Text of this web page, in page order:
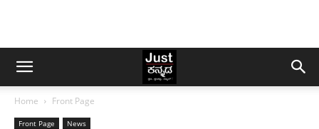
Home Front Page
Front Page News